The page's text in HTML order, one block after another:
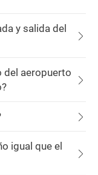
y salida del
del aeropuerto
igual que el